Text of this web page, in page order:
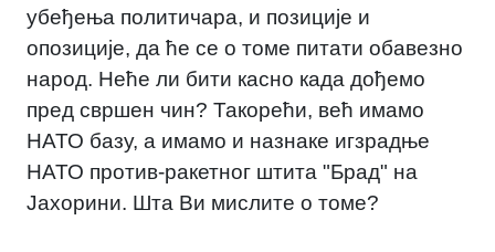
убеђења политичара, и позиције и
опозиције, да ће се о томе питати обавезно
народ. Неће ли бити касно када дођемо
пред свршен чин? Такорећи, већ имамо
НАТО базу, а имамо и назнаке игзрадње
НАТО против-ракетног штита "Брад" на
Јахорини. Шта Ви мислите о томе?